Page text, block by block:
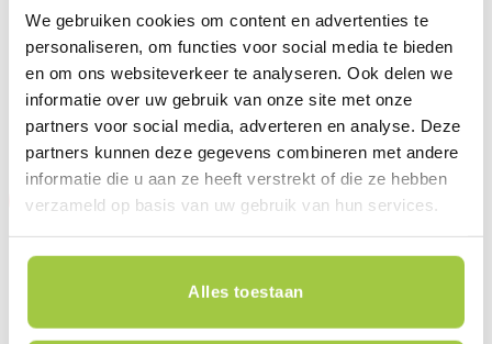
We gebruiken cookies om content en advertenties te
personaliseren, om functies voor social media te bieden
en om ons websiteverkeer te analyseren. Ook delen we
informatie over uw gebruik van onze site met onze
partners voor social media, adverteren en analyse. Deze
partners kunnen deze gegevens combineren met andere
informatie die u aan ze heeft verstrekt of die ze hebben
verzameld op basis van uw gebruik van hun services.
Alles toestaan
€849,00
Dit product is te testen en te
mogelijk).Plan jouw testrit in
€4.730,00 Oorspronkelijke
prijs
was:
€3.785,00Huidige
prijs
is:
Dit product is te testen en te
bestellen in de winkel (variaties
mogelijk).Plan jouw testrit in
Sale Sale